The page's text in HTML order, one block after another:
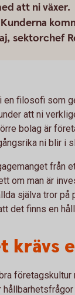
att ni växer.
sektorchef
en filosofi som
att ni
bolag är
ni blir i
från
om man är
själva tror på
det finns en
krävs